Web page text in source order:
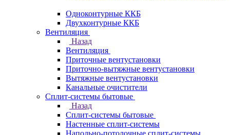
Одноконтурные ККБ
Двухконтурные ККБ
Вентиляция
Назад
Вентиляция
Приточные вентустановки
Приточно-вытяжные вентустановки
Вытяжные вентустановки
Канальные очистители
Сплит-системы бытовые
Назад
Сплит-системы бытовые
Настенные сплит-системы
Напольно-потолочные сплит-системы